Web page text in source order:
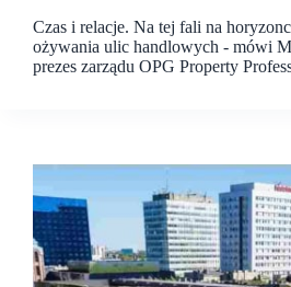
Czas i relacje. Na tej fali na
ożywania ulic handlowych - mówi
prezes zarządu OPG Property